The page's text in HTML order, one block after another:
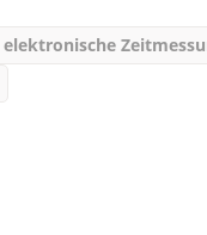
elektronische